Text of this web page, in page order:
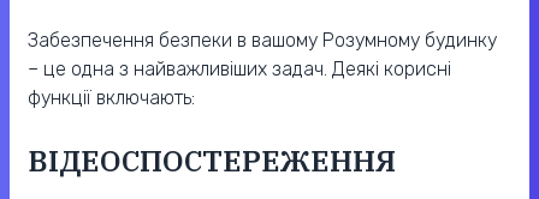
Забезпечення безпеки в вашому Розумному будинку
– це одна з найважливіших задач. Деякі корисні
функції включають:
ВІДЕОСПОСТЕРЕЖЕННЯ